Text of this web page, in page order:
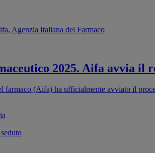
2025. Aifa avvia
farmaco (Aifa) ha ufficialmente avviato il